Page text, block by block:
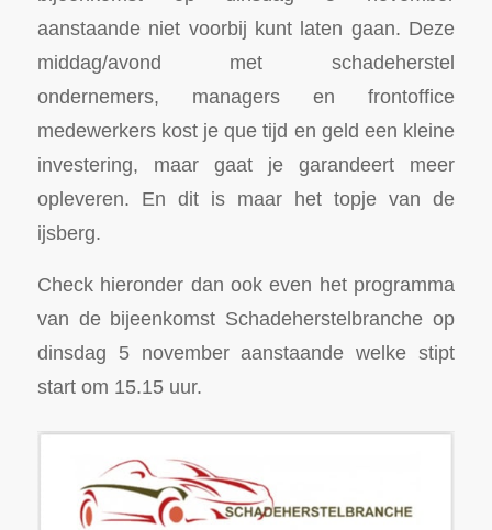
aanstaande niet voorbij kunt laten gaan. Deze
middag/avond met schadeherstel
ondernemers, managers en frontoffice
medewerkers kost je que tijd en geld een kleine
investering, maar gaat je garandeert meer
opleveren. En dit is maar het topje van de
ijsberg.
Check hieronder dan ook even het programma
van de bijeenkomst Schadeherstelbranche op
dinsdag 5 november aanstaande welke stipt
start om 15.15 uur.